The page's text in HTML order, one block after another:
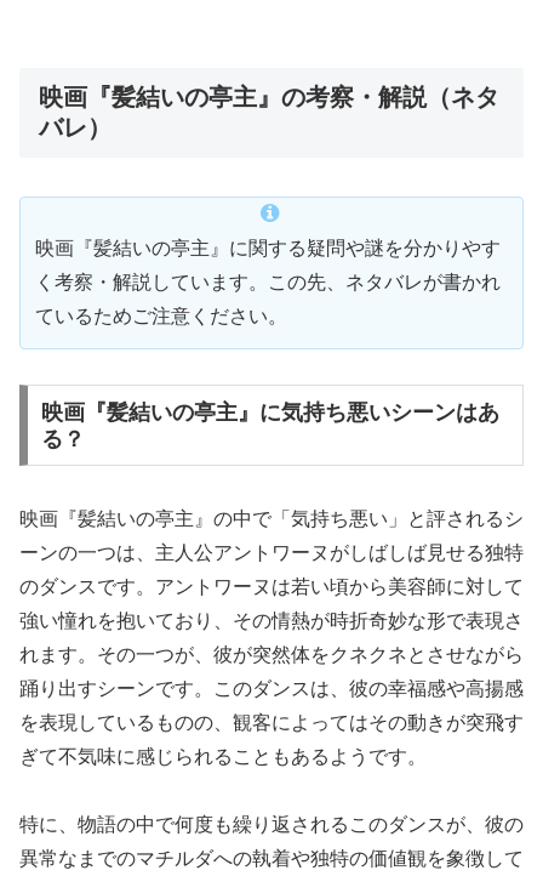
映画『髪結いの亭主』の考察・解説（ネタ
バレ）
映画『髪結いの亭主』に関する疑問や謎を分かりやす
く考察・解説しています。この先、ネタバレが書かれ
ているためご注意ください。
映画『髪結いの亭主』に気持ち悪いシーンはあ
る？
映画『髪結いの亭主』の中で「気持ち悪い」と評されるシ
ーンの一つは、主人公アントワーヌがしばしば見せる独特
のダンスです。アントワーヌは若い頃から美容師に対して
強い憧れを抱いており、その情熱が時折奇妙な形で表現さ
れます。その一つが、彼が突然体をクネクネとさせながら
踊り出すシーンです。このダンスは、彼の幸福感や高揚感
を表現しているものの、観客によってはその動きが突飛す
ぎて不気味に感じられることもあるようです。
特に、物語の中で何度も繰り返されるこのダンスが、彼の
異常なまでのマチルダへの執着や独特の価値観を象徴して